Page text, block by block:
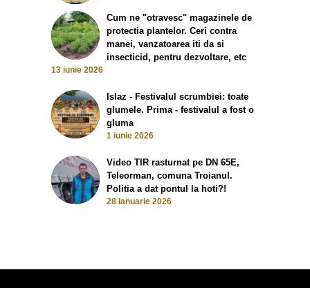
Cum ne "otravesc" magazinele de
protectia plantelor. Ceri contra
manei, vanzatoarea iti da si
insecticid, pentru dezvoltare, etc
13 iunie 2026
Islaz - Festivalul scrumbiei: toate
glumele. Prima - festivalul a fost o
gluma
1 iunie 2026
Video TIR rasturnat pe DN 65E,
Teleorman, comuna Troianul.
Politia a dat pontul la hoti?!
28 ianuarie 2026